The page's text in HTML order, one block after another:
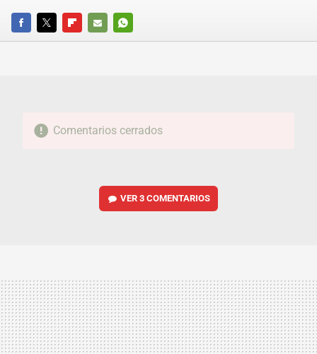
FACEBOOKTWITTERFLIPBOARD
E-
WHATSAPP
Comentarios cerrados
VER3 COMENTARIOS